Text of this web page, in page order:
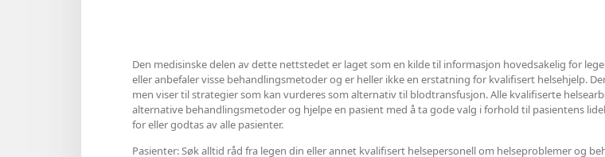
Den medisinske delen av dette nettstedet er laget som en kilde til informasjon hovedsakelig for
eller anbefaler visse behandlingsmetoder og er heller ikke en erstatning for kvalifisert helsehjelp.
men viser til strategier som kan vurderes som alternativ til blodtransfusjon. Alle kvalifiserte
alternative behandlingsmetoder og hjelpe en pasient med å ta gode valg i forhold til pasientens
for eller godtas av alle pasienter.
Pasienter: Søk alltid råd fra legen din eller annet kvalifisert helsepersonell om helseproblemer og